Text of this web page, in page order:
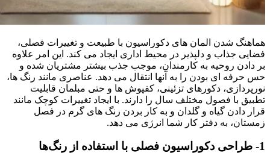
هماهنگ شدن المان های دکوراسیون با طبیعت و تغییرات فصلی،
فضایی جذاب و دلپذیر در محیط اداری ایجاد می کند. این امر علاوه
بر دادن روحیه به کارمندان، موجب جذب بیشتر مشتریان شده و
حس حرفه ای بودن را به آنها انتقال می دهد. عناصری مانند رنگ ها،
نورپردازی، دکورهای تزئینی، کفپوش ها و حتی مبلمان قابلیت
تطبیق با فصول مختلف سال را دارند. با ایجاد تغییرات کوچک مانند
قرار دادن گیاه و گلدان و به کار بردن رنگ های گرم در فصل
زمستان، به دفتر کار شما انرژی می دهد.
1- طراحی دکوراسیون فصلی با استفاده از رنگ‌ها